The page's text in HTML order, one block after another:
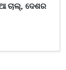
ଚାଲ୍, ଦେଶର